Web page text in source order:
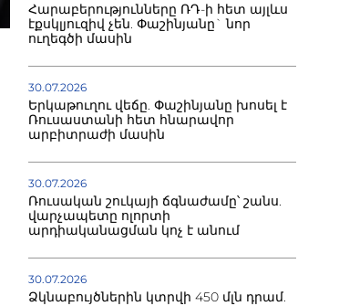
Հարաբերությունները ՌԴ-ի հետ այլևս
էքսկլյուզիվ չեն. Փաշինյանը` նոր
ուղեգծի մասին
30.07.2026
Երկաթուղու վեճը. Փաշինյանը խոսել է
Ռուսաստանի հետ հնարավոր
արբիտրաժի մասին
30.07.2026
Ռուսական շուկայի ճգնաժամը՝ շանս.
վարչապետը ոլորտի
արդիականացման կոչ է անում
30.07.2026
Ձկնաբույծներին կտրվի 450 մլն դրամ.